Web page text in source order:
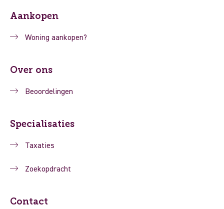
Aankopen
Woning aankopen?
Over ons
Beoordelingen
Specialisaties
Taxaties
Zoekopdracht
Contact